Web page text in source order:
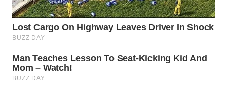
WN
SUKABUMI
PURWAKARTA
WN